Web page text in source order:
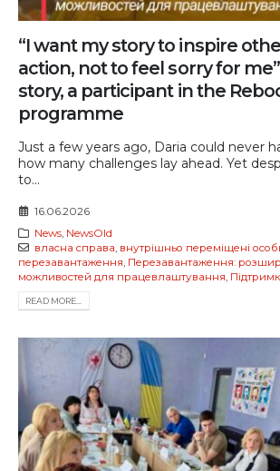
“I want my story to inspire
action, not to feel sorry for
story, a participant in the
programme
Just a few years ago, Daria could never
how many challenges lay ahead. Yet
to...
16.06.2026
News, NewsOld
власна справа, внутрішньо переміщені
перезавантаження, Перезавантаження:
можливостей для працевлаштування,
READ MORE...